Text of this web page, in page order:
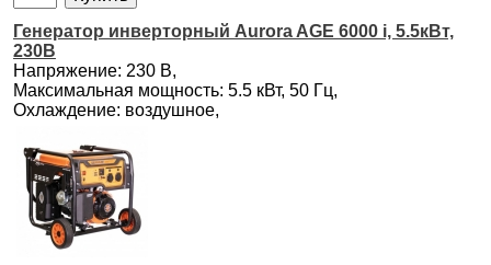
Генератор инверторный Aurora AGE 6000 i, 5.5кВт,
230В
Напряжение: 230 В,
Максимальная мощность: 5.5 кВт, 50 Гц,
Охлаждение: воздушное,